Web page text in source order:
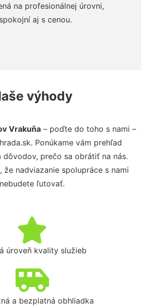
na profesionálnej úrovni,
aj s cenou.
výhody
Vrakuňa– poďte do toho s nami –
Ponúkame vám prehľad
dôvodov, prečo sa obrátiť na nás.
že nadviazanie spolupráce s nami
nebudete ľutovať.
úroveň kvality služieb
a bezplatná obhliadka